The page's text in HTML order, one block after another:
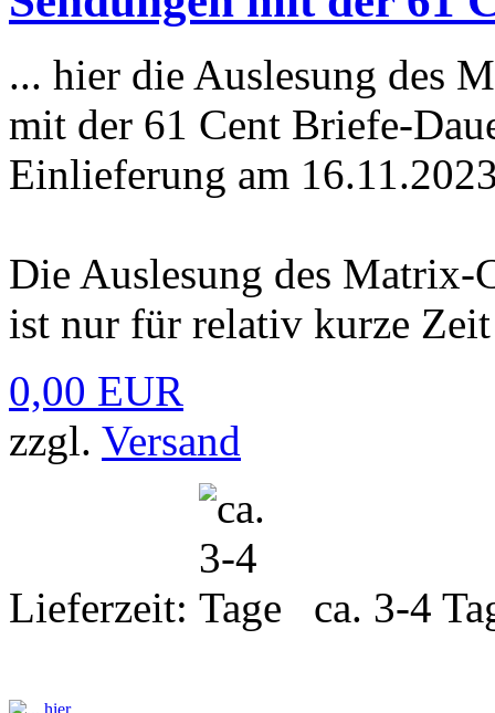
... hier die Auslesung des
mit der 61 Cent Briefe-
Einlieferung am
Die Auslesung des Matrix-
ist nur für relativ kurze
0,00 EUR
zzgl. Versand
Lieferzeit: ca. 3-4